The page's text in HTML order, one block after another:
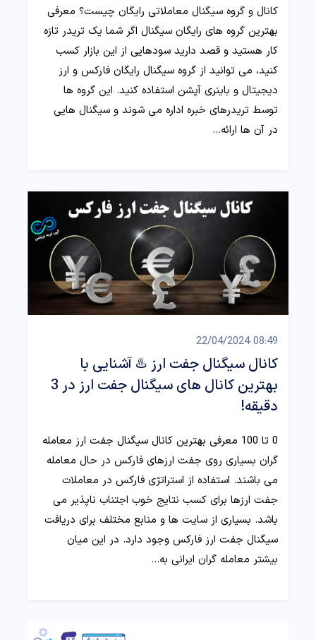
کانال و گروه سیگنال معاملاتی رایگان چیست؟ معرفی
بهترین گروه های رایگان سیگنال اگر شما یک تریدر تازه
کار هستید و قصد دارید سودهایی از این بازار کسب
کنید، می توانید از گروه سیگنال رایگان فارکس و ارز
دیجیتال و باینری آپشن استفاده کنید. این گروه ها
توسط تریدرهای خبره اداره می شوند و سیگنال هایی
در آن ها ارائه…
08:49 22/04/2024
کانال سیگنال جفت ارز ♨️ آشنایی با
بهترین کانال های سیگنال جفت ارز در 3
دقیقه!
0 تا 100 معرفی بهترین کانال سیگنال جفت ارز معامله
گران بسیاری روی جفت ارزهای فارکس در حال معامله
می باشند. استفاده از استراتژی فارکس در معاملات
جفت ارزها برای کسب نتایج خوب اجتناب ناپذیر می
باشد. بسیاری از سایت ها و منابع مختلف برای دریافت
سیگنال جفت ارز فارکس وجود دارد. در این میان
بیشتر معامله گران ایرانی به…